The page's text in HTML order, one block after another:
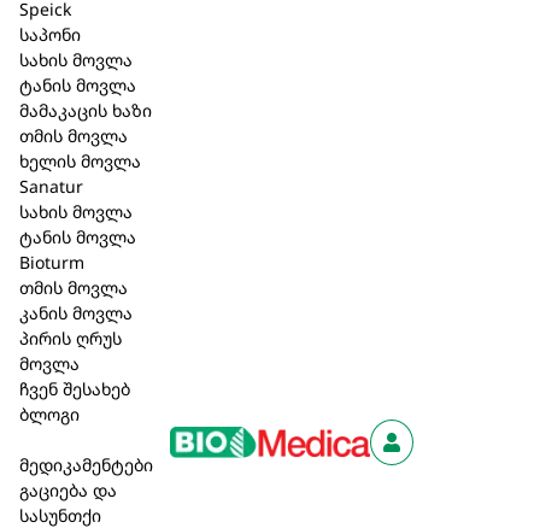
Speick
საპონი
სახის მოვლა
ტანის მოვლა
მამაკაცის ხაზი
თმის მოვლა
ხელის მოვლა
Sanatur
სახის მოვლა
ტანის მოვლა
Bioturm
თმის მოვლა
კანის მოვლა
პირის ღრუს
მოვლა
ჩვენ შესახებ
ბლოგი
მედიკამენტები
გაციება და
სასუნთქი
(Walter Rau) მცენარეული ზეთისაგან, ასევე
პროდუქტის შემადგენლობაში შედის პეპლის
ფხვნილი, ფუტკრის ცვილის კრემი, რომელიც
ამშვიდებს, არბილებს კანსა და საშუალებას
გვაძლევს ხშირი დაბანვის შემდეგაც კანი იყოს
ხავერდოვანი და გლუვი. მკვებავი მაწვნის
შრატის ფხვნილი (buttermilk powder)
განსაკუთრებით კარგია დატვირთული და
სტრესირებული კანისთვის. უზრუნველყოფს
ძალიან რბილ გამწმენდ მოვლას.
საპონი დამზადებულია ძველი გერმანული
ტრადიციით.
Doctors Soap Sensitive წარმოადგენს მაღალი
შემცველობის კანის მოვლის საპონს, რომელიც
განსაკუთრებით მნიშვნელოვანია
გამოყენებისთვის.